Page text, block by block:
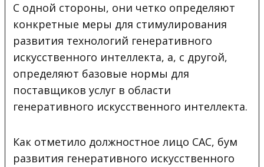
С одной стороны, они четко определяют
конкретные меры для стимулирования
развития технологий генеративного
искусственного интеллекта, а, с другой,
определяют базовые нормы для
поставщиков услуг в области
генеративного искусственного интеллекта.
Как отметило должностное лицо CAC, бум
развития генеративного искусственного